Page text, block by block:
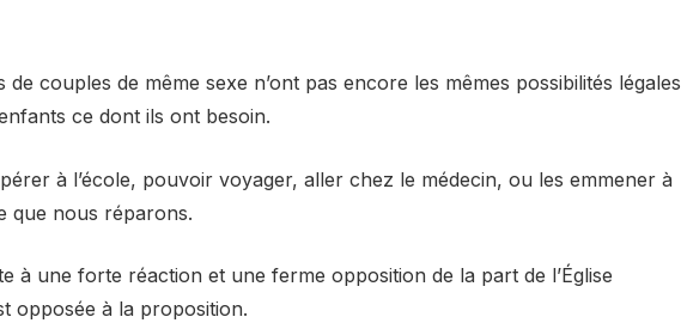
de couples de même sexe n’ont pas encore les mêmes possibilités légales
ce dont ils ont besoin.
à l’école, pouvoir voyager, aller chez le médecin, ou les emmener à
que nous réparons.
à une forte réaction et une ferme opposition de la part de l’Église
opposée à la proposition.